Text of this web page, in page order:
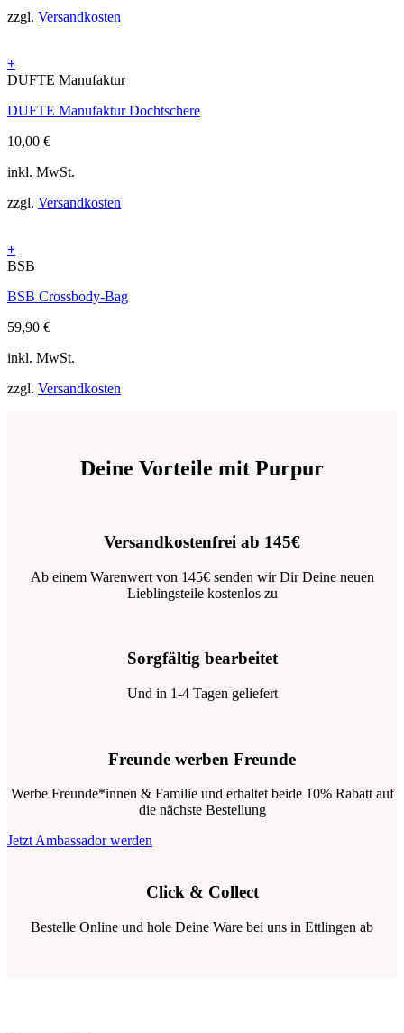
zzgl. Versandkosten
+
DUFTE Manufaktur
DUFTE Manufaktur Dochtschere
10,00 €
inkl. MwSt.
zzgl. Versandkosten
+
BSB
BSB Crossbody-Bag
59,90 €
inkl. MwSt.
zzgl. Versandkosten
Deine Vorteile mit Purpur
Versandkostenfrei ab 145€
Ab einem Warenwert von 145€ senden wir Dir Deine neuen
Lieblingsteile kostenlos zu
Sorgfältig bearbeitet
Und in 1-4 Tagen geliefert
Freunde werben Freunde
Werbe Freunde*innen & Familie und erhaltet beide 10% Rabatt auf
die nächste Bestellung
Jetzt Ambassador werden
Click & Collect
Bestelle Online und hole Deine Ware bei uns in Ettlingen ab